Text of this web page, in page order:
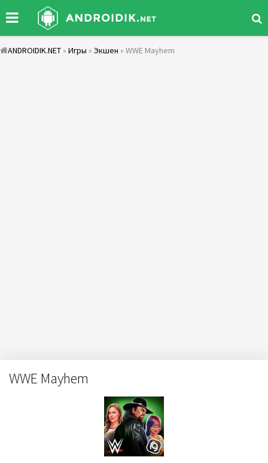
ANDROIDIK.NET » Игры » Экшен » WWE Mayhem
WWE Mayhem